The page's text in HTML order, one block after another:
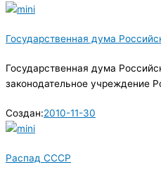
Государственная дума
Государственная дума
законодательное учреждение
Создан:2010-11-30
Распад СССР